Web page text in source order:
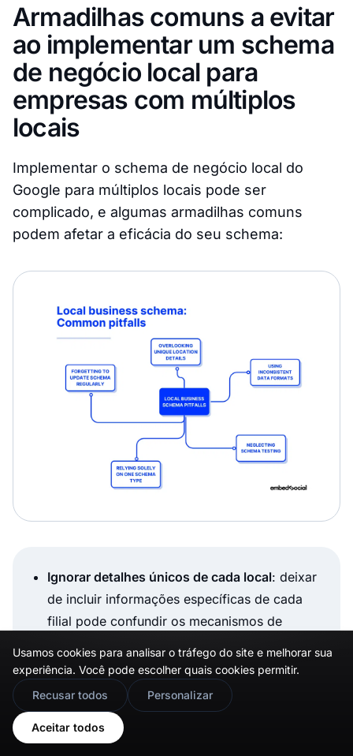
Armadilhas comuns a evitar
ao implementar um schema
de negócio local para
empresas com múltiplos
locais
Implementar o schema de negócio local do
Google para múltiplos locais pode ser
complicado, e algumas armadilhas comuns
podem afetar a eficácia do seu schema:
Ignorar detalhes únicos de cada local: deixar
de incluir informações específicas de cada
filial pode confundir os mecanismos de
Usar formatos de dados inconsistentes:
nomes, formatos de endereço ou números de
telefone inconsistentes entre os locais podem
prejudicar a precisão das buscas;
Usamos cookies para analisar o tráfego do site e melhorar sua
experiência. Você pode escolher quais cookies permitir.
Recusar todos
Personalizar
Aceitar todos
🇬🇧 Would you prefer this site in English?
View in English